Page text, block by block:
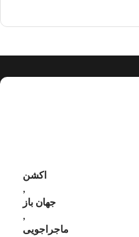
اکشن
,
جهان باز
,
ماجراجویی